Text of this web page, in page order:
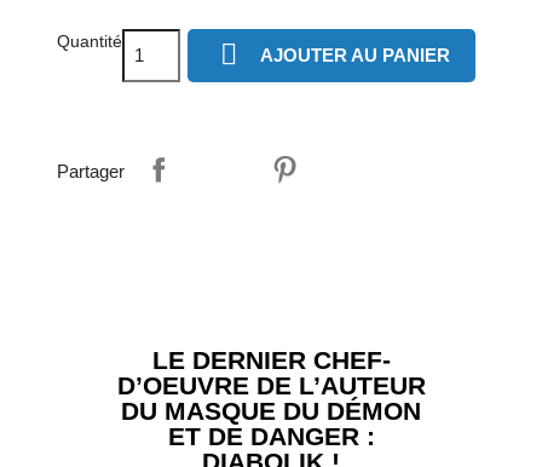
Quantité  AJOUTER AU PANIER
Partager
LE DERNIER CHEF-
D’OEUVRE DE L’AUTEUR
DU MASQUE DU DÉMON
ET DE DANGER :
DIABOLIK !